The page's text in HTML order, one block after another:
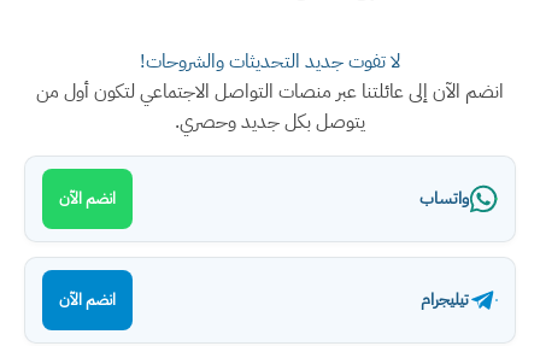
لا تفوت جديد التحديثات والشروحات!
انضم الآن إلى عائلتنا عبر منصات التواصل الاجتماعي لتكون أول من
يتوصل بكل جديد وحصري.
واتساب انضم الآن
تيليجرام انضم الآن